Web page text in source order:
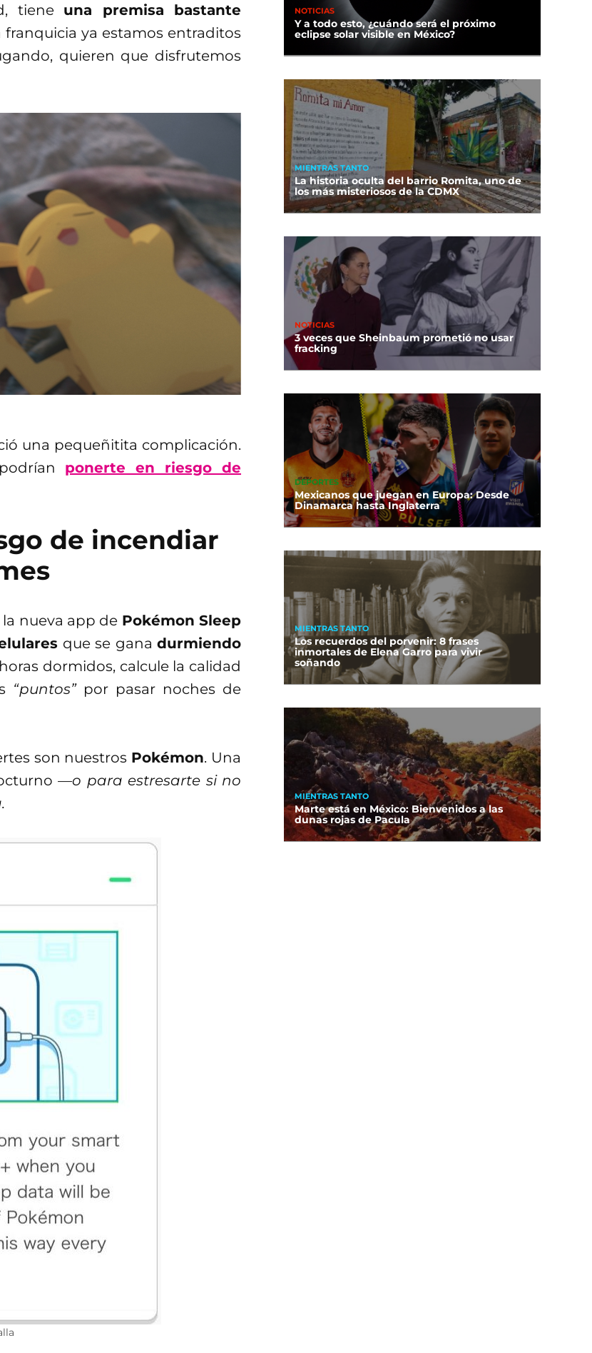
tiene una premisa bastante
franquicia ya estamos entraditos
quieren que disfrutemos
una pequeñitita complicación.
ponerte en riesgo de
de incendiar
nueva app de Pokémon Sleep
que se ganadurmiendo
dormidos, calcule la calidad
“puntos” por pasar noches de
son nuestros Pokémon. Una
—o para estresarte si no
NOTICIAS
Y a todo esto, ¿cuándo será el próximo
eclipse solar visible en México?
MIENTRAS TANTO
La historia oculta del barrio Romita, uno de
los más misteriosos de la CDMX
NOTICIAS
3 veces que Sheinbaum prometió no usar
fracking
DEPORTES
Mexicanos que juegan en Europa: Desde
Dinamarca hasta Inglaterra
MIENTRAS TANTO
Los recuerdos del porvenir: 8 frases
inmortales de Elena Garro para vivir
soñando
MIENTRAS TANTO
Marte está en México: Bienvenidos a las
dunas rojas de Pacula